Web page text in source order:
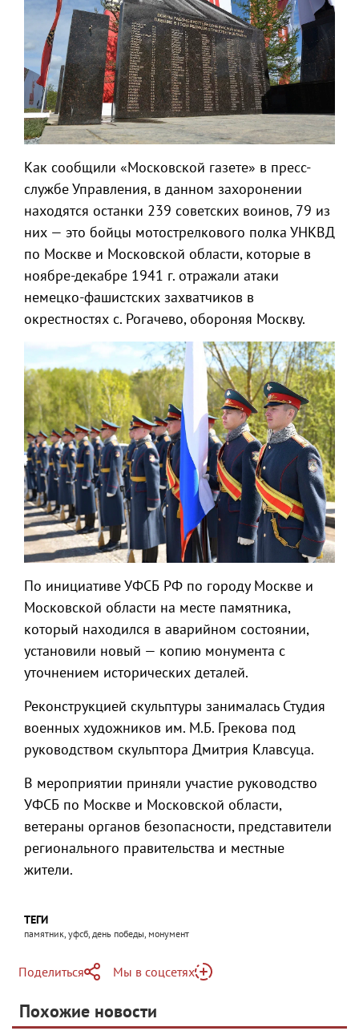
Как сообщили «Московской газете» в пресс-
службе Управления, в данном захоронении
находятся останки 239 советских воинов, 79 из
них — это бойцы мотострелкового полка УНКВД
по Москве и Московской области, которые в
ноябре-декабре 1941 г. отражали атаки
немецко-фашистских захватчиков в
окрестностях с. Рогачево, обороняя Москву.
По инициативе УФСБ РФ по городу Москве и
Московской области на месте памятника,
который находился в аварийном состоянии,
установили новый — копию монумента с
уточнением исторических деталей.
Реконструкцией скульптуры занималась Студия
военных художников им. М.Б. Грекова под
руководством скульптора Дмитрия Клавсуца.
В мероприятии приняли участие руководство
УФСБ по Москве и Московской области,
ветераны органов безопасности, представители
регионального правительства и местные
жители.
ТЕГИ
памятник, уфсб, день победы, монумент
Поделиться
Telegram
Мы в соцсетях
Яндекс Дзен
Похожие новости